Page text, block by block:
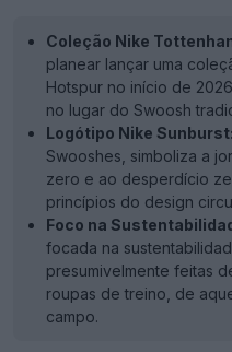
Coleção Nike
planear lançar uma
Hotspur no início de
no lugar do Swoosh
Logótipo Nike Sunburst:
Swooshes, simboliza a
zero e ao desperdício
princípios do design
Foco na
focada na
presumivelmente feitas
roupas de treino, de
campo.